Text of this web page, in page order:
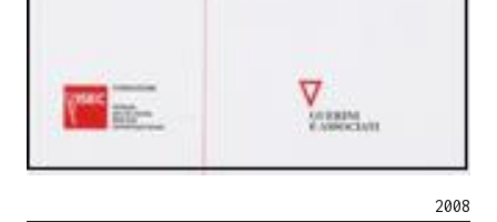
2008